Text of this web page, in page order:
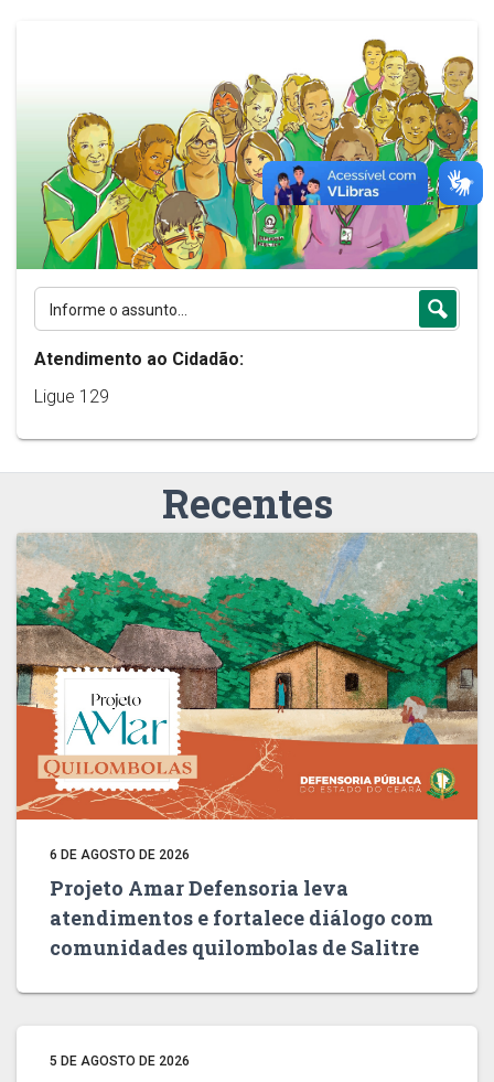
Atendimento ao Cidadão:
Ligue 129
Recentes
6 DE AGOSTO DE 2026
Projeto Amar Defensoria leva
atendimentos e fortalece diálogo com
comunidades quilombolas de Salitre
5 DE AGOSTO DE 2026